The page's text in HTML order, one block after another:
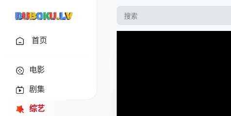
首页
电影
剧集
综艺